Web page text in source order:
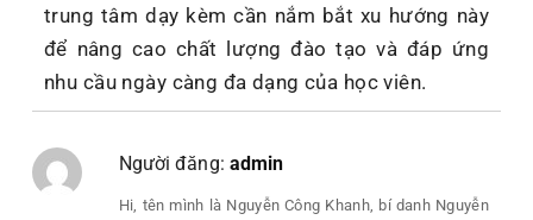
trung tâm dạy kèm cần nắm bắt xu hướng này
để nâng cao chất lượng đào tạo và đáp ứng
nhu cầu ngày càng đa dạng của học viên.
Người đăng: admin
Hi, tên mình là Nguyễn Công Khanh, bí danh Nguyễn